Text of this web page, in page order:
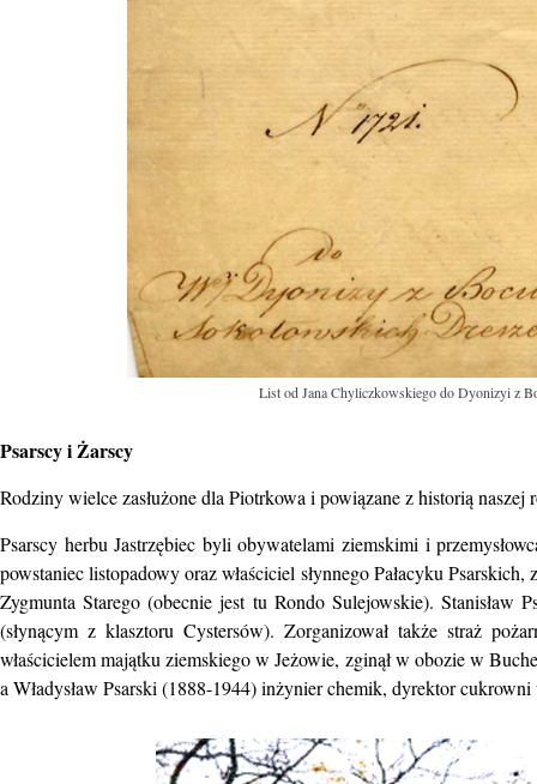
List od Jana Chyliczkowskiego do Dyonizyi z
Psarscy i Żarscy
Rodziny wielce zasłużone dla Piotrkowa i powiązane z historią naszej
Psarscy herbu Jastrzębiec byli obywatelami ziemskimi i
powstaniec listopadowy oraz właściciel słynnego Pałacyku
Zygmunta Starego (obecnie jest tu Rondo Sulejowskie). Stanisław
(słynącym z klasztoru Cystersów). Zorganizował także straż
właścicielem majątku ziemskiego w Jeżowie, zginął w obozie w
a Władysław Psarski (1888-1944) inżynier chemik, dyrektor